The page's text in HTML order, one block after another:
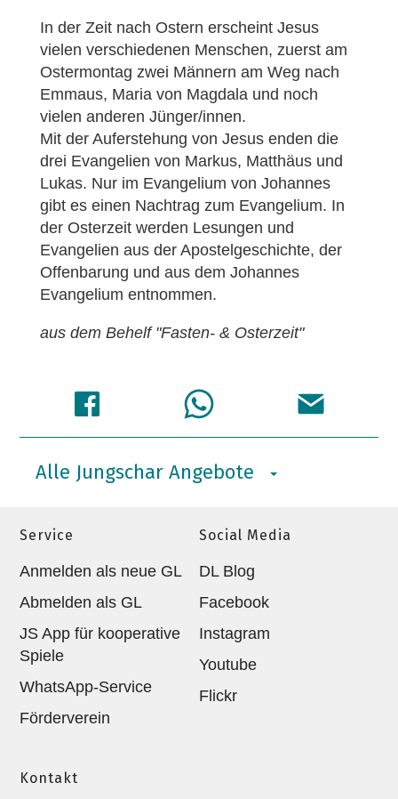
In der Zeit nach Ostern erscheint Jesus
vielen verschiedenen Menschen, zuerst am
Ostermontag zwei Männern am Weg nach
Emmaus, Maria von Magdala und noch
vielen anderen Jünger/innen.
Mit der Auferstehung von Jesus enden die
drei Evangelien von Markus, Matthäus und
Lukas. Nur im Evangelium von Johannes
gibt es einen Nachtrag zum Evangelium. In
der Osterzeit werden Lesungen und
Evangelien aus der Apostelgeschichte, der
Offenbarung und aus dem Johannes
Evangelium entnommen.
aus dem Behelf "Fasten- & Osterzeit"
Alle Jungschar Angebote
Service
Anmelden als neue GL
Abmelden als GL
JS App für kooperative
Spiele
WhatsApp-Service
Förderverein
Social Media
DL Blog
Facebook
Instagram
Youtube
Flickr
Kontakt